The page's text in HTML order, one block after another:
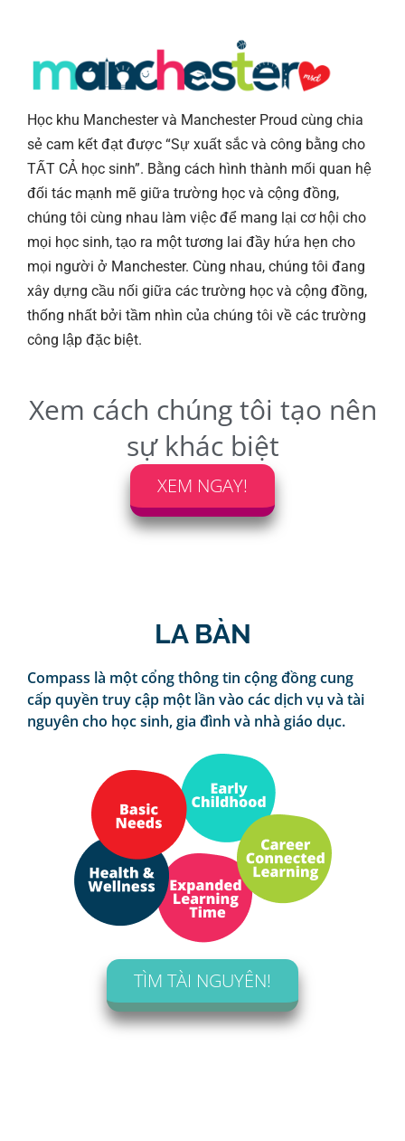
Học khu Manchester và Manchester Proud cùng chia
sẻ cam kết đạt được “Sự xuất sắc và công bằng cho
TẤT CẢ học sinh”. Bằng cách hình thành mối quan hệ
đối tác mạnh mẽ giữa trường học và cộng đồng,
chúng tôi cùng nhau làm việc để mang lại cơ hội cho
mọi học sinh, tạo ra một tương lai đầy hứa hẹn cho
mọi người ở Manchester. Cùng nhau, chúng tôi đang
xây dựng cầu nối giữa các trường học và cộng đồng,
thống nhất bởi tầm nhìn của chúng tôi về các trường
công lập đặc biệt.
Xem cách chúng tôi tạo nên
sự khác biệt
XEM NGAY!
LA BÀN
Compass là một cổng thông tin cộng đồng cung
cấp quyền truy cập một lần vào các dịch vụ và tài
nguyên cho học sinh, gia đình và nhà giáo dục.
TÌM TÀI NGUYÊN!